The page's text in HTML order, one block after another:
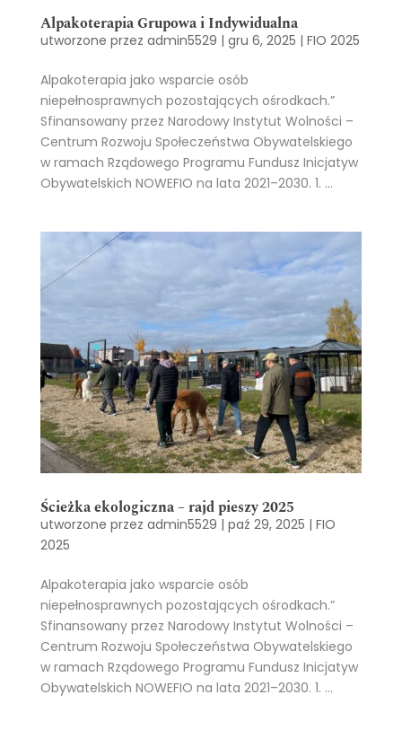
Alpakoterapia Grupowa i Indywidualna
utworzone przez admin5529 | gru 6, 2025 | FIO 2025
Alpakoterapia jako wsparcie osób
niepełnosprawnych pozostających ośrodkach.”
Sfinansowany przez Narodowy Instytut Wolności –
Centrum Rozwoju Społeczeństwa Obywatelskiego
w ramach Rządowego Programu Fundusz Inicjatyw
Obywatelskich NOWEFIO na lata 2021–2030. 1. ...
Ścieżka ekologiczna – rajd pieszy 2025
utworzone przez admin5529 | paź 29, 2025 | FIO
2025
Alpakoterapia jako wsparcie osób
niepełnosprawnych pozostających ośrodkach.”
Sfinansowany przez Narodowy Instytut Wolności –
Centrum Rozwoju Społeczeństwa Obywatelskiego
w ramach Rządowego Programu Fundusz Inicjatyw
Obywatelskich NOWEFIO na lata 2021–2030. 1. ...